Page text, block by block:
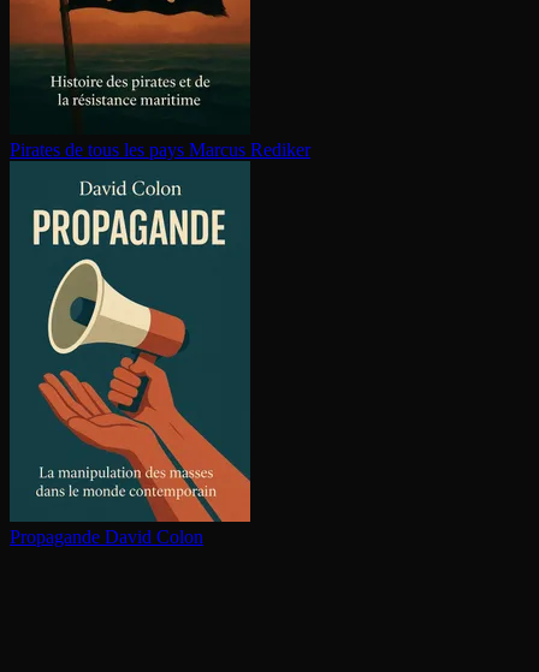
Pirates de tous les pays Marcus Rediker
Propagande David Colon